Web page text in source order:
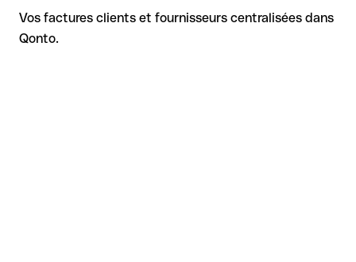
Vos factures clients et fournisseurs centralisées dans
Qonto.